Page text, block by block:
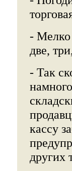
- Мелко
две,
- Так
кассу
других